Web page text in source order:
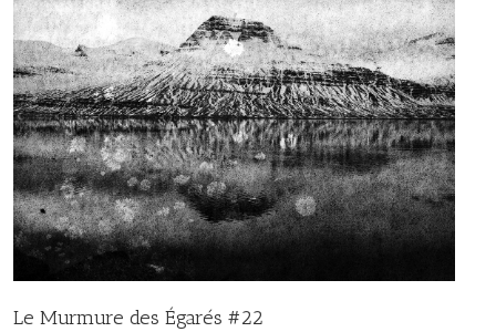
Le Murmure des Égarés #22